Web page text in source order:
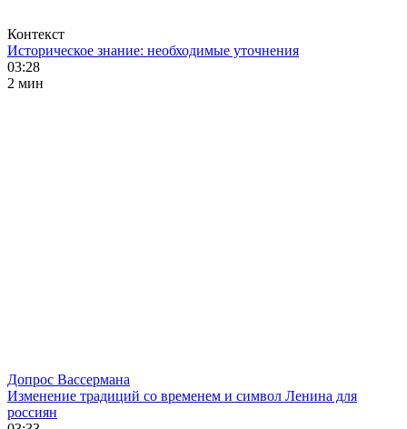
Контекст
Историческое знание: необходимые уточнения
03:28
2 мин
Допрос Вассермана
Изменение традиций со временем и символ Ленина для
россиян